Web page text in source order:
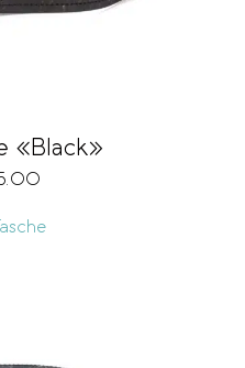
«Black»